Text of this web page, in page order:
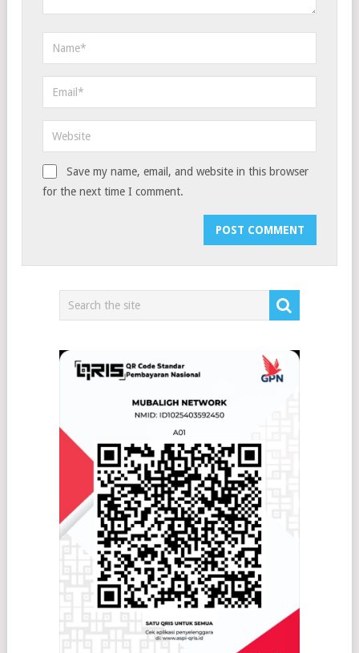
Save my name, email, and website in this browser
for the next time I comment.